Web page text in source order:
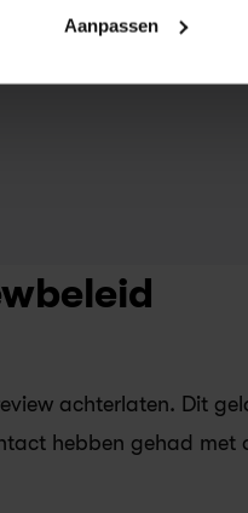
Aanpassen
achterlaten. Dit
hebben gehad met